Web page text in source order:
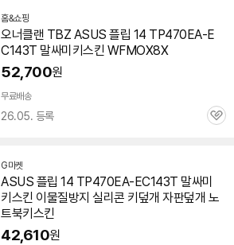
홈&쇼핑
오너클랜 TBZ ASUS 플립 14 TP470EA-E
C143T 말싸미키스킨 WFMOX8X
52,700원
무료배송
26.05. 등록
관
G마켓
ASUS 플립 14 TP470EA-EC143T 말싸미
키스킨 이물질방지 실리콘 키덮개 자판덮개 노
트북키스킨
42,610원